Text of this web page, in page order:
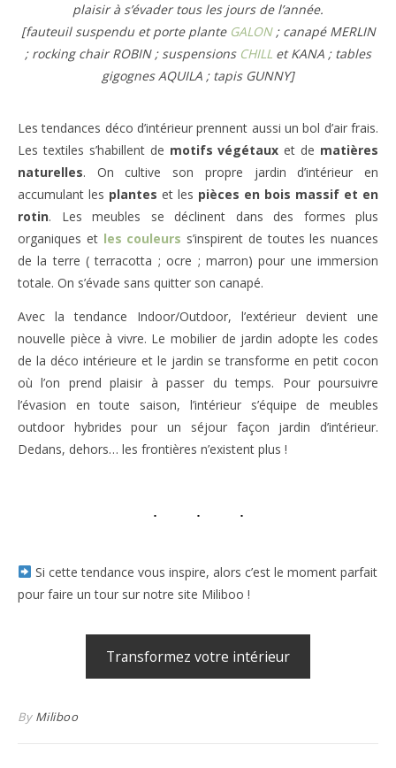
plaisir à s’évader tous les jours de l’année.
[fauteuil suspendu et porte plante GALON; canapé MERLIN
; rocking chair ROBIN ; suspensions CHILL et KANA ; tables
gigognes AQUILA ; tapis GUNNY]
Les tendances déco d’intérieur prennent aussi un bol d’air frais.
Les textiles s’habillent de motifs végétaux et de matières
naturelles. On cultive son propre jardin d’intérieur en
accumulant les plantes et les pièces en bois massif et en
rotin. Les meubles se déclinent dans des formes plus
organiques et les couleurs s’inspirent de toutes les nuances
de la terre ( terracotta ; ocre ; marron) pour une immersion
totale. On s’évade sans quitter son canapé.
Avec la tendance Indoor/Outdoor, l’extérieur devient une
nouvelle pièce à vivre. Le mobilier de jardin adopte les codes
de la déco intérieure et le jardin se transforme en petit cocon
où l’on prend plaisir à passer du temps. Pour poursuivre
l’évasion en toute saison, l’intérieur s’équipe de meubles
outdoor hybrides pour un séjour façon jardin d’intérieur.
Dedans, dehors… les frontières n’existent plus !
Si cette tendance vous inspire, alors c’est le moment parfait
pour faire un tour sur notre site Miliboo !
Transformez votre intérieur
By Miliboo